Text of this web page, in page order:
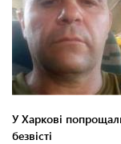
У Харкові
безвісті